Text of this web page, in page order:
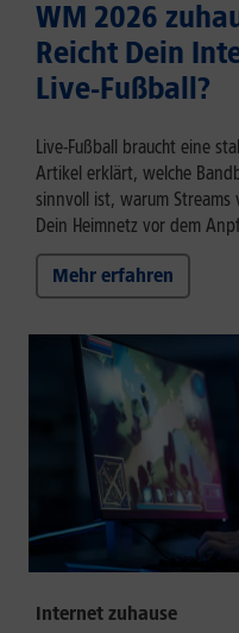
WM 2026
Reicht Dein
Live-Fußball?
Live-Fußball braucht eine
Artikel erklärt, welche
sinnvoll ist, warum
Dein Heimnetz vor dem
Mehr erfahren
Internet zuhause